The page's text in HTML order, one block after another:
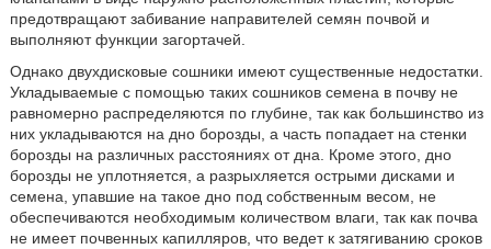
предотвращают забивание направителей семян почвой и
выполняют функции загортачей.
Однако двухдисковые сошники имеют существенные недостатки.
Укладываемые с помощью таких сошников семена в почву не
равномерно распределяются по глубине, так как большинство из
них укладываются на дно борозды, а часть попадает на стенки
борозды на различных расстояниях от дна. Кроме этого, дно
борозды не уплотняется, а разрыхляется острыми дисками и
семена, упавшие на такое дно под собственным весом, не
обеспечиваются необходимым количеством влаги, так как почва
не имеет почвенных капилляров, что ведет к затягиванию сроков